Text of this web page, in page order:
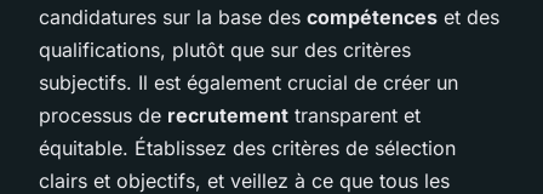
candidatures sur la base des compétences et des
qualifications, plutôt que sur des critères
subjectifs. Il est également crucial de créer un
processus de recrutement transparent et
équitable. Établissez des critères de sélection
clairs et objectifs, et veillez à ce que tous les